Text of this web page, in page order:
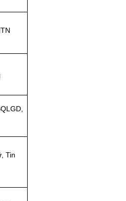
Tin